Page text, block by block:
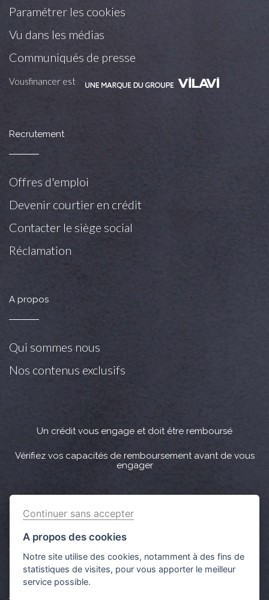
Paramétrer les cookies
Vu dans les médias
Communiqués de presse
Vousfinancer est
Recrutement
Offres d'emploi
Devenir courtier en crédit
Contacter le siège social
Réclamation
A propos
Qui sommes nous
Nos contenus exclusifs
Un crédit vous engage et doit être remboursé
Vérifiez vos capacités de remboursement avant de vous
engager
Crédit immobilier : Vous bénéficiez d’un délai légal de
réflexion de 10 jours. Lorsque la vente est subordonnée à
l'obtention d’un prêt et si celui-ci n’est pas obtenu, le
vendeur doit rembourser les sommes versées par
l'acquéreur.
Aucun versement de quelque nature que ce soit ne peut
Continuer sans accepter
A propos des cookies
Notre site utilise des cookies, notamment à des fins de
statistiques de visites, pour vous apporter le meilleur
service possible.